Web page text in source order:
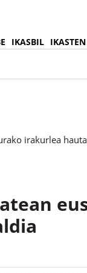
IKASBIL IKASTEN
irakurlea